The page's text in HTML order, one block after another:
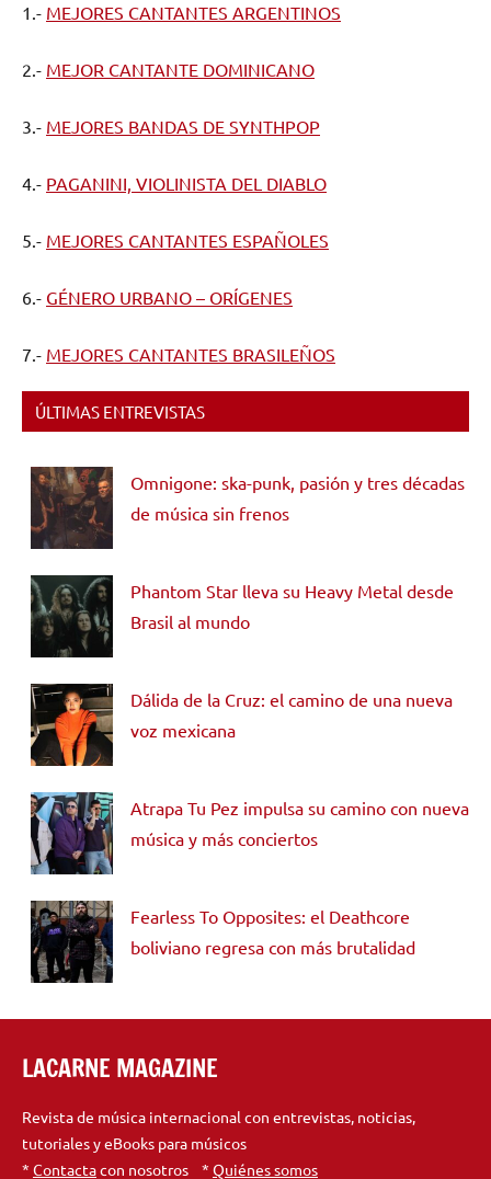
1.- MEJORES CANTANTES ARGENTINOS
2.- MEJOR CANTANTE DOMINICANO
3.- MEJORES BANDAS DE SYNTHPOP
4.- PAGANINI, VIOLINISTA DEL DIABLO
5.- MEJORES CANTANTES ESPAÑOLES
6.- GÉNERO URBANO – ORÍGENES
7.- MEJORES CANTANTES BRASILEÑOS
ÚLTIMAS ENTREVISTAS
Omnigone: ska-punk, pasión y tres décadas
de música sin frenos
Phantom Star lleva su Heavy Metal desde
Brasil al mundo
Dálida de la Cruz: el camino de una nueva
voz mexicana
Atrapa Tu Pez impulsa su camino con nueva
música y más conciertos
Fearless To Opposites: el Deathcore
boliviano regresa con más brutalidad
LACARNE MAGAZINE
Revista de música internacional con entrevistas, noticias,
tutoriales y eBooks para músicos
* Contactacon nosotros * Quiénes somos